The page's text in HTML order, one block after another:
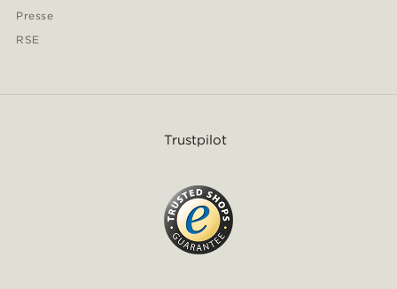
Presse
RSE
Trustpilot